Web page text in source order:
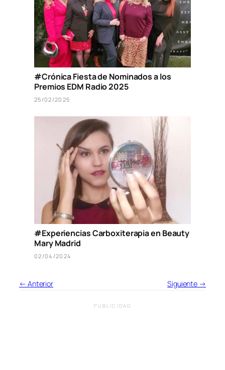
#Crónica Fiesta de Nominados a los
Premios EDM Radio 2025
25/02/2025
#Experiencias Carboxiterapia en Beauty
Mary Madrid
02/04/2024
← Anterior Siguiente →
PUBLICIDAD